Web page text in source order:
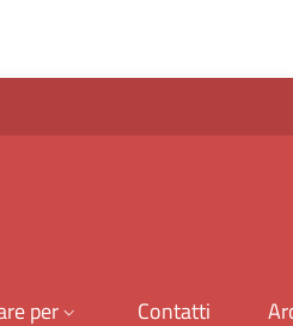
per Contatti